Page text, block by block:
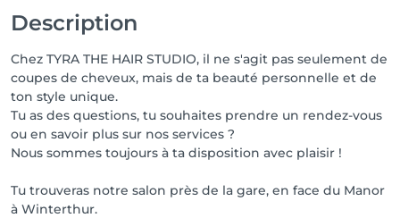
Description
Chez TYRA THE HAIR STUDIO, il ne s'agit pas seulement de
coupes de cheveux, mais de ta beauté personnelle et de
ton style unique.
Tu as des questions, tu souhaites prendre un rendez-vous
ou en savoir plus sur nos services ?
Nous sommes toujours à ta disposition avec plaisir !
Tu trouveras notre salon près de la gare, en face du Manor
à Winterthur.